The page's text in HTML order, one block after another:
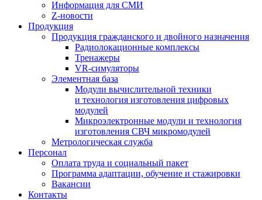
Информация для СМИ
Z-новости
Продукция
Продукция гражданского и двойного назначения
Радиолокационные комплексы
Тренажеры
VR-симуляторы
Элементная база
Модули вычислительной техники
и технология изготовления цифровых
модулей
Микроэлектронные модули и технология
изготовления СВЧ микромодулей
Метрологическая служба
Персонал
Оплата труда и социальный пакет
Программа адаптации, обучение и стажировки
Вакансии
Контакты